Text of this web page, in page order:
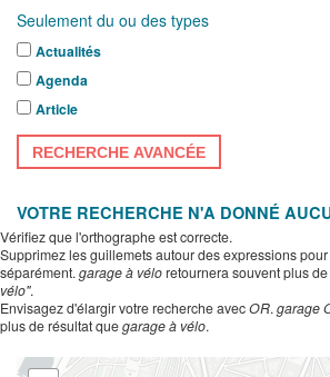
Seulement du ou des types
Actualités
Agenda
Article
RECHERCHE AVANCÉE
VOTRE RECHERCHE N'A DONNÉ
Vérifiez que l'orthographe est correcte.
Supprimez les guillemets autour des expressions
séparément. garage à véloretournera souvent plus
vélo".
Envisagez d'élargir votre recherche avecOR. garage
plus de résultat quegarage à vélo.